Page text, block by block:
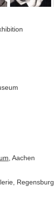
, Aachen
Regensburg